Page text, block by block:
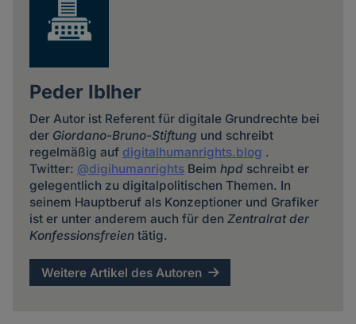
Peder Iblher
Der Autor ist Referent für digitale Grundrechte bei
der Giordano-Bruno-Stiftung und schreibt
regelmäßig auf digitalhumanrights.blog .
Twitter: @digihumanrightsBeim hpdschreibt er
gelegentlich zu digitalpolitischen Themen. In
seinem Hauptberuf als Konzeptioner und Grafiker
ist er unter anderem auch für den Zentralrat der
Konfessionsfreientätig.
Weitere Artikel des Autoren